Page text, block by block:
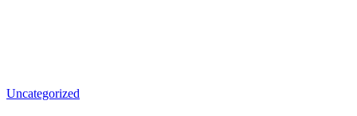
Uncategorized